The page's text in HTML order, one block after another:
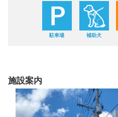
駐車場 補助犬
施設案内